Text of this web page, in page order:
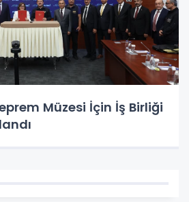
Müzesi İçin İş Birliği